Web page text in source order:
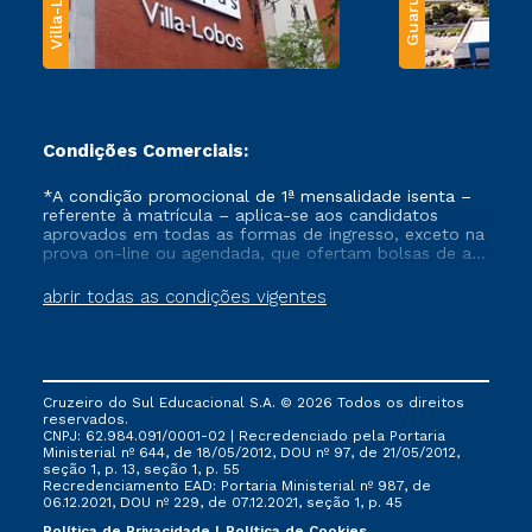
Condições Comerciais:
abrir todas as condições vigentes
*A condição promocional de 1ª mensalidade isenta –
referente à matrícula – aplica-se aos candidatos
aprovados em todas as formas de ingresso, exceto na
prova on-line ou agendada, que ofertam bolsas de até
vigente, que ainda não tenham efetivado e/ou não
tenham cancelado ou trancado sua matrícula em uma
via FIES, Prouni e outros programas governamentais, e
não se acumula com nenhuma outra campanha
ofertada pela Instituição.
Cruzeiro do Sul Educacional S.A. © 2026 Todos os direitos
reservados.
CNPJ: 62.984.091/0001-02 | Recredenciado pela Portaria
Ministerial nº 644, de 18/05/2012, DOU nº 97, de 21/05/2012,
seção 1, p. 13, seção 1, p. 55
Recredenciamento EAD: Portaria Ministerial nº 987, de
06.12.2021, DOU nº 229, de 07.12.2021, seção 1, p. 45